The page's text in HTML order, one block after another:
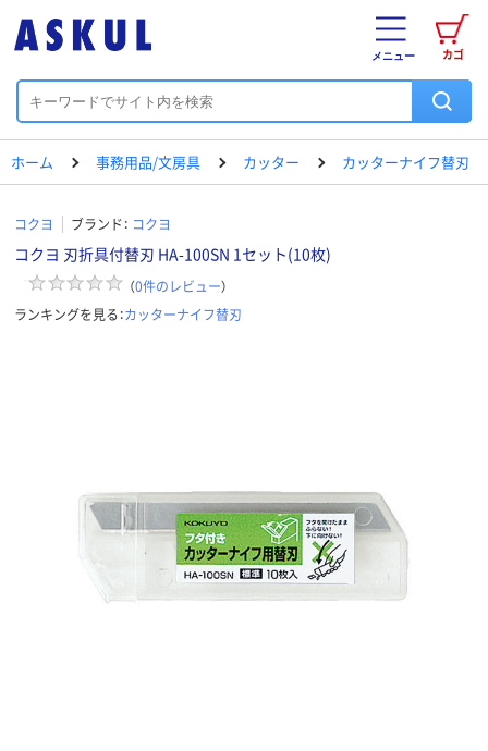
カゴ
メニュー
ホーム 事務用品/文房具 カッター カッターナイフ替刃
コクヨ ブランド： コクヨ
コクヨ 刃折具付替刃 HA-100SN 1セット(10枚)
（0件のレビュー）
ランキングを見る：カッターナイフ替刃